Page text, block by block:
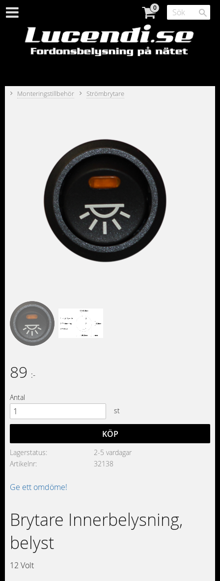
Monteringstillbehör Strömbrytare
89 :-
Antal
st
KÖP
Lagerstatus
2-5 vardagar
Artikelnr
32138
Ge ett omdöme!
Brytare Innerbelysning,
belyst
12 Volt